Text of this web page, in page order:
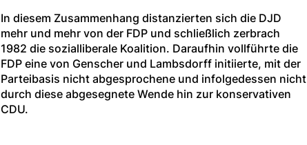
In diesem Zusammenhang distanzierten sich die DJD
mehr und mehr von der FDP und schließlich zerbrach
1982 die sozialliberale Koalition. Daraufhin vollführte die
FDP eine von Genscher und Lambsdorff initiierte, mit der
Parteibasis nicht abgesprochene und infolgedessen nicht
durch diese abgesegnete Wende hin zur konservativen
CDU.